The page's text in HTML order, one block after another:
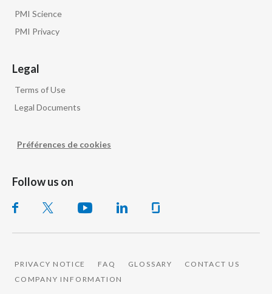
PMI Science
PMI Privacy
Legal
Terms of Use
Legal Documents
Préférences de cookies
Follow us on
PRIVACY NOTICE FAQ GLOSSARY
CONTACT US
COMPANY INFORMATION